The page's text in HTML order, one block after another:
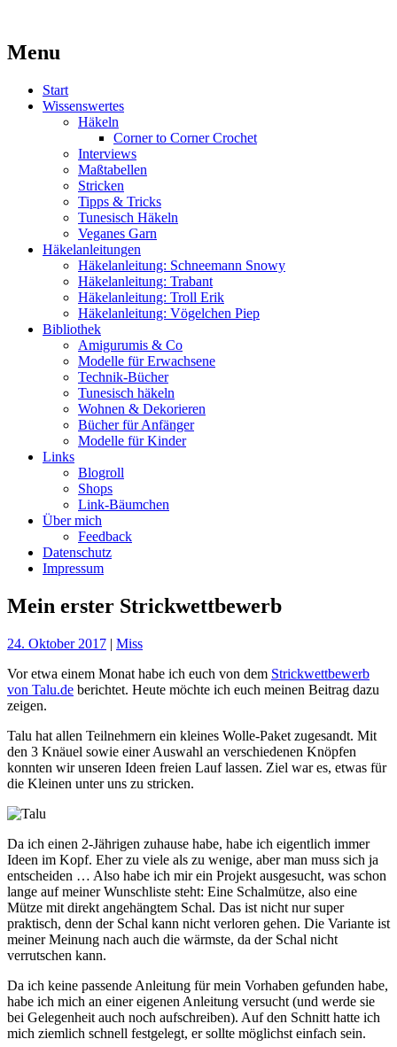
MissKnitness
Kaufst du noch oder strickst du schon?
Menu
Skip
Start
Wissenswertes
Häkeln
Corner to Corner Crochet
Interviews
Maßtabellen
Stricken
Tipps & Tricks
Tunesisch Häkeln
Veganes Garn
Häkelanleitungen
Häkelanleitung: Schneemann Snowy
Häkelanleitung: Trabant
Häkelanleitung: Troll Erik
Häkelanleitung: Vögelchen Piep
Bibliothek
Amigurumis & Co
Modelle für Erwachsene
Technik-Bücher
Tunesisch häkeln
Wohnen & Dekorieren
Bücher für Anfänger
Modelle für Kinder
Links
Blogroll
Shops
Link-Bäumchen
Über mich
Feedback
Datenschutz
Impressum
Mein erster Strickwettbewerb
24. Oktober 2017 | Miss
Vor etwa einem Monat habe ich euch von dem Strickwettbewerb
von Talu.de berichtet. Heute möchte ich euch meinen Beitrag dazu
zeigen.
Talu hat allen Teilnehmern ein kleines Wolle-Paket zugesandt. Mit
den 3 Knäuel sowie einer Auswahl an verschiedenen Knöpfen
konnten wir unseren Ideen freien Lauf lassen. Ziel war es, etwas für
die Kleinen unter uns zu stricken.
Da ich einen 2-Jährigen zuhause habe, habe ich eigentlich immer
Ideen im Kopf. Eher zu viele als zu wenige, aber man muss sich ja
entscheiden … Also habe ich mir ein Projekt ausgesucht, was schon
lange auf meiner Wunschliste steht: Eine Schalmütze, also eine
Mütze mit direkt angehängtem Schal. Das ist nicht nur super
praktisch, denn der Schal kann nicht verloren gehen. Die Variante ist
meiner Meinung nach auch die wärmste, da der Schal nicht
verrutschen kann.
Da ich keine passende Anleitung für mein Vorhaben gefunden habe,
habe ich mich an einer eigenen Anleitung versucht (und werde sie
bei Gelegenheit auch noch aufschreiben). Auf den Schnitt hatte ich
mich ziemlich schnell festgelegt, er sollte möglichst einfach sein.